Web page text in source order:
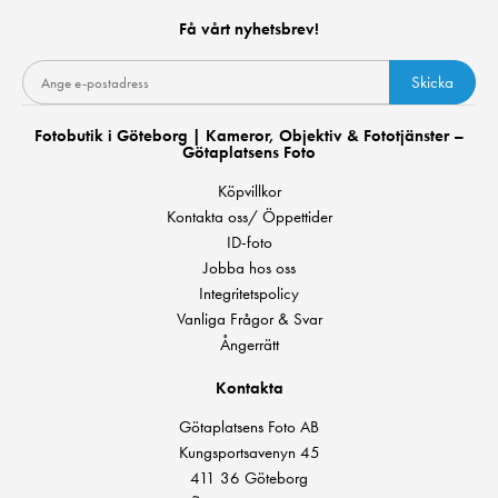
Få vårt nyhetsbrev!
Skicka
Fotobutik i Göteborg | Kameror, Objektiv & Fototjänster –
Götaplatsens Foto
Köpvillkor
Kontakta oss/ Öppettider
ID-foto
Jobba hos oss
Integritetspolicy
Vanliga Frågor & Svar
Ångerrätt
Kontakta
Götaplatsens Foto AB
Kungsportsavenyn 45
411 36 Göteborg